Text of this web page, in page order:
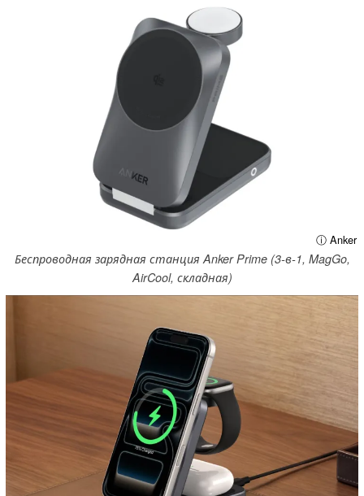
ⓘ Anker
Беспроводная зарядная станция Anker Prime (3-в-1, MagGo,
AirCool, складная)